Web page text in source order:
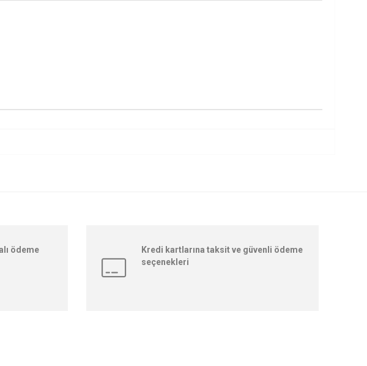
ödeme
Kredi kartlarına taksit ve güvenli ödeme
seçenekleri